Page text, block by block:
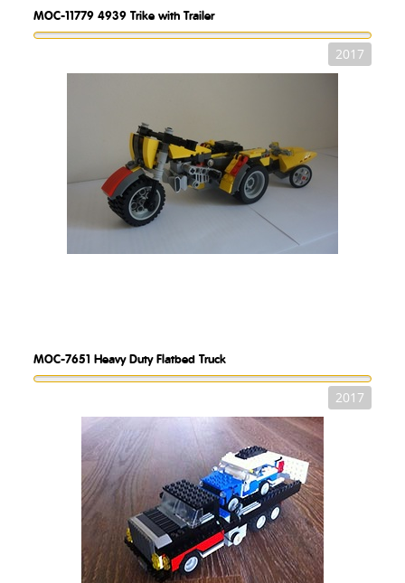
MOC-11779 4939 Trike with Trailer
2017
MOC-7651 Heavy Duty Flatbed Truck
2017